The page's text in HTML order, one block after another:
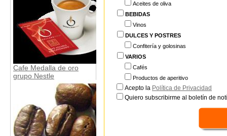
Cafe Medalla de oro
grupo Nestle
Aceites de oliva
BEBIDAS
Vinos
DULCES Y POSTRES
Confitería y golosinas
VARIOS
Cafés
Productos de aperitivo
Acepto la Política de Privacidad
Quiero subscribirme al boletín de